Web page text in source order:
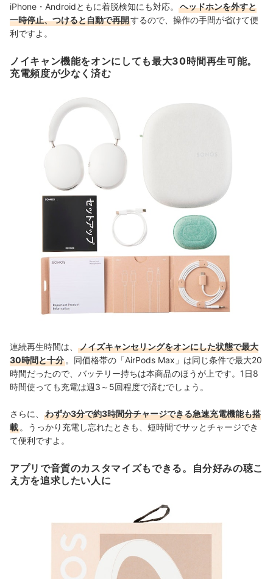
iPhone・Androidともに着脱検知にも対応。
ヘッドホンを外すと
一時停止、つけると自動で再開するので、操作の手間が省けて便
利ですよ。
ノイキャン機能をオンにしても最大30時間再生可能。
充電頻度が少なく済む
連続再生時間は、
ノイズキャンセリングをオンにした状態で最大
30時間と十分 。 同価格帯の「AirPods Max」は同じ条件で最大20
時間だったので、バッテリー持ちは本商品のほうが上です。 1日8
時間使っても充電は週3～5回程度で済むでしょう。
さらに、
わずか3分で約3時間分チャージできる急速充電機能も搭
載 。うっかり充電し忘れたときも、短時間でサッとチャージでき
て便利ですよ。
アプリで音質のカスタマイズもできる。自分好みの聴こ
え方を追求したい人に